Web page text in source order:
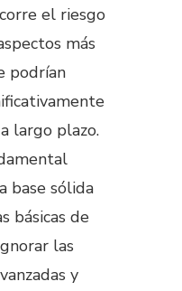
el riesgo
más
podrían
largo plazo.
base sólida
básicas de
las
y